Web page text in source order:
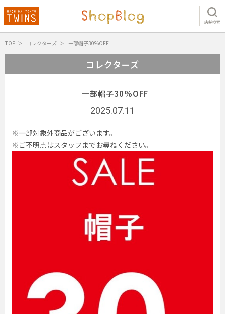
店舗検索
TOP コレクターズ 一部帽子30%OFF
コレクターズ
一部帽子30%OFF
2025.07.11
※一部対象外商品がございます。
※ご不明点はスタッフまでお尋ねください。